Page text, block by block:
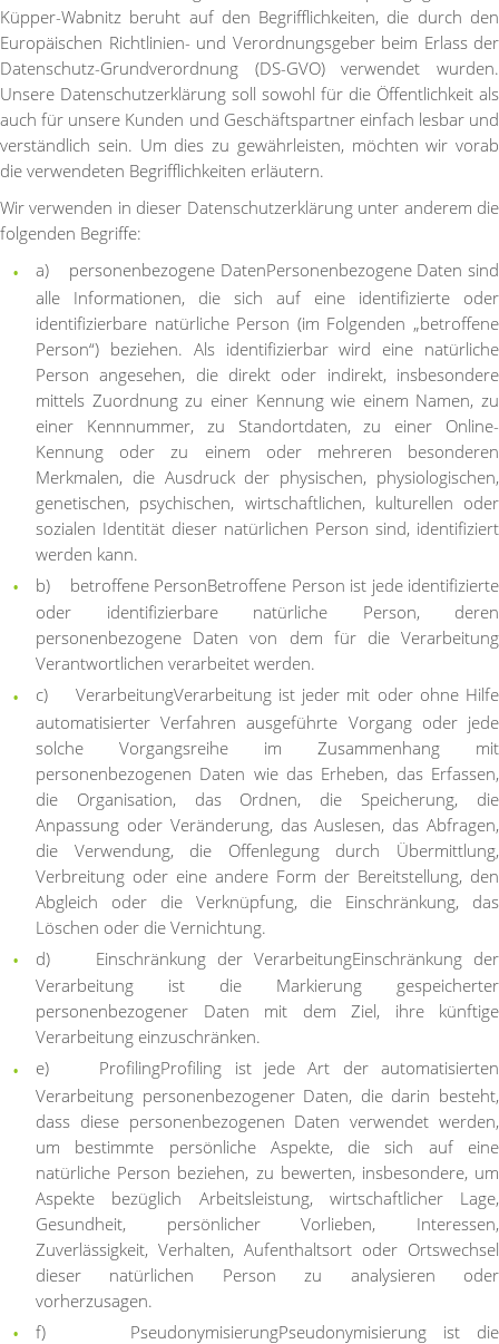
Küpper-Wabnitz beruht auf den Begrifflichkeiten, die durch den
Europäischen Richtlinien- und Verordnungsgeber beim Erlass der
Datenschutz-Grundverordnung (DS-GVO) verwendet wurden.
Unsere Datenschutzerklärung soll sowohl für die Öffentlichkeit als
auch für unsere Kunden und Geschäftspartner einfach lesbar und
verständlich sein. Um dies zu gewährleisten, möchten wir vorab
die verwendeten Begrifflichkeiten erläutern.
Wir verwenden in dieser Datenschutzerklärung unter anderem die
folgenden Begriffe:
a) personenbezogene DatenPersonenbezogene Daten sind
alle Informationen, die sich auf eine identifizierte oder
identifizierbare natürliche Person (im Folgenden „betroffene
Person“) beziehen. Als identifizierbar wird eine natürliche
Person angesehen, die direkt oder indirekt, insbesondere
mittels Zuordnung zu einer Kennung wie einem Namen, zu
einer Kennnummer, zu Standortdaten, zu einer Online-
Kennung oder zu einem oder mehreren besonderen
Merkmalen, die Ausdruck der physischen, physiologischen,
genetischen, psychischen, wirtschaftlichen, kulturellen oder
sozialen Identität dieser natürlichen Person sind, identifiziert
werden kann.
b) betroffene PersonBetroffene Person ist jede identifizierte
oder identifizierbare natürliche Person, deren
personenbezogene Daten von dem für die Verarbeitung
Verantwortlichen verarbeitet werden.
c) VerarbeitungVerarbeitung ist jeder mit oder ohne Hilfe
automatisierter Verfahren ausgeführte Vorgang oder jede
solche Vorgangsreihe im Zusammenhang mit
personenbezogenen Daten wie das Erheben, das Erfassen,
die Organisation, das Ordnen, die Speicherung, die
Anpassung oder Veränderung, das Auslesen, das Abfragen,
die Verwendung, die Offenlegung durch Übermittlung,
Verbreitung oder eine andere Form der Bereitstellung, den
Abgleich oder die Verknüpfung, die Einschränkung, das
Löschen oder die Vernichtung.
d) Einschränkung der VerarbeitungEinschränkung der
Verarbeitung ist die Markierung gespeicherter
personenbezogener Daten mit dem Ziel, ihre künftige
Verarbeitung einzuschränken.
e) ProfilingProfiling ist jede Art der automatisierten
Verarbeitung personenbezogener Daten, die darin besteht,
dass diese personenbezogenen Daten verwendet werden,
um bestimmte persönliche Aspekte, die sich auf eine
natürliche Person beziehen, zu bewerten, insbesondere, um
Aspekte bezüglich Arbeitsleistung, wirtschaftlicher Lage,
Gesundheit, persönlicher Vorlieben, Interessen,
Zuverlässigkeit, Verhalten, Aufenthaltsort oder Ortswechsel
dieser natürlichen Person zu analysieren oder
vorherzusagen.
f) PseudonymisierungPseudonymisierung ist die